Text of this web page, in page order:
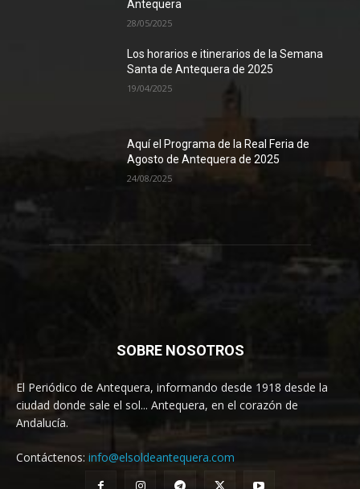
Antequera
28/05/2025
Los horarios e itinerarios de la Semana
Santa de Antequera de 2025
19/04/2025
Aquí el Programa de la Real Feria de
Agosto de Antequera de 2025
24/08/2025
SOBRE NOSOTROS
El Periódico de Antequera, informando desde 1918 desde la
ciudad donde sale el sol... Antequera, en el corazón de
Andalucía.
Contáctenos: info@elsoldeantequera.com